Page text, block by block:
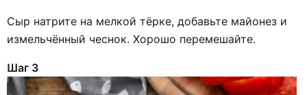
Сыр натрите на мелкой тёрке, добавьте майонез и
измельчённый чеснок. Хорошо перемешайте.
Шаг 3